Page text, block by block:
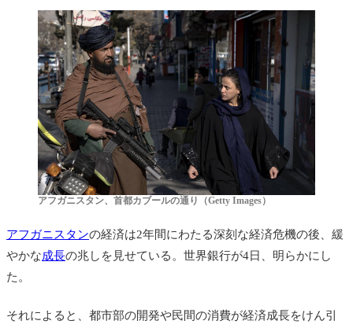
アフガニスタン、首都カブールの通り（Getty Images）
アフガニスタンの経済は2年間にわたる深刻な経済危機の後、緩
やかな成長の兆しを見せている。世界銀行が4日、明らかにし
た。
それによると、都市部の開発や民間の消費が経済成長をけん引